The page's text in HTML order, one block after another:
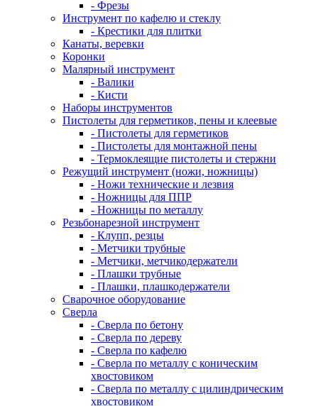
- Фрезы
Инструмент по кафелю и стеклу
- Крестики для плитки
Канаты, веревки
Коронки
Малярный инструмент
- Валики
- Кисти
Наборы инструментов
Пистолеты для герметиков, пены и клеевые
- Пистолеты для герметиков
- Пистолеты для монтажной пены
- Термоклеящие пистолеты и стержни
Режущий инструмент (ножи, ножницы)
- Ножи технические и лезвия
- Ножницы для ППР
- Ножницы по металлу
Резьбонарезной инструмент
- Клупп, резцы
- Метчики трубные
- Метчики, метчикодержатели
- Плашки трубные
- Плашки, плашкодержатели
Сварочное оборудование
Сверла
- Сверла по бетону
- Сверла по дереву
- Сверла по кафелю
- Сверла по металлу с коническим
хвостовиком
- Сверла по металлу с цилиндрическим
хвостовиком